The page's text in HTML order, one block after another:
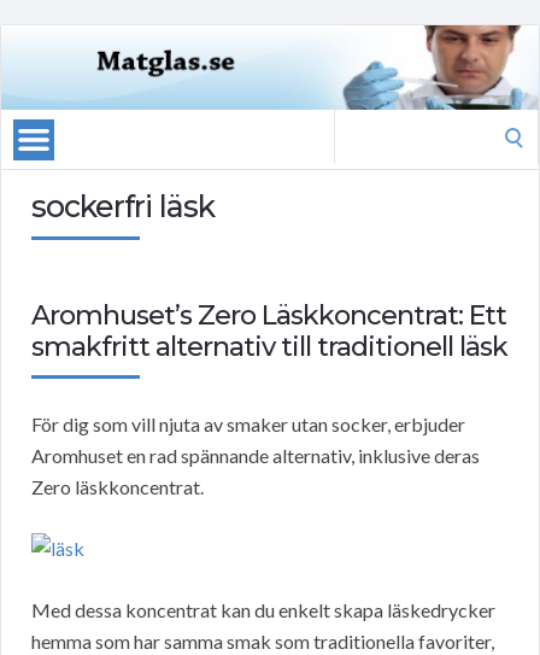
sockerfri läsk
Aromhuset’s Zero Läskkoncentrat: Ett
smakfritt alternativ till traditionell läsk
För dig som vill njuta av smaker utan socker, erbjuder
Aromhuset en rad spännande alternativ, inklusive deras
Zero läskkoncentrat.
Med dessa koncentrat kan du enkelt skapa läskedrycker
hemma som har samma smak som traditionella favoriter,